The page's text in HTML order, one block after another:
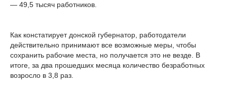
— 49,5 тысяч работников.
Как констатирует донской губернатор, работодатели
действительно принимают все возможные меры, чтобы
сохранить рабочие места, но получается это не везде. В
итоге, за два прошедших месяца количество безработных
возросло в 3,8 раз.